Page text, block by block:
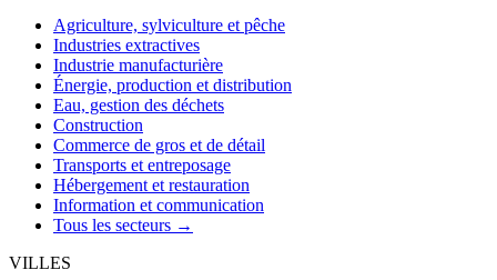
Agriculture, sylviculture et pêche
Industries extractives
Industrie manufacturière
Énergie, production et distribution
Eau, gestion des déchets
Construction
Commerce de gros et de détail
Transports et entreposage
Hébergement et restauration
Information et communication
Tous les secteurs →
VILLES